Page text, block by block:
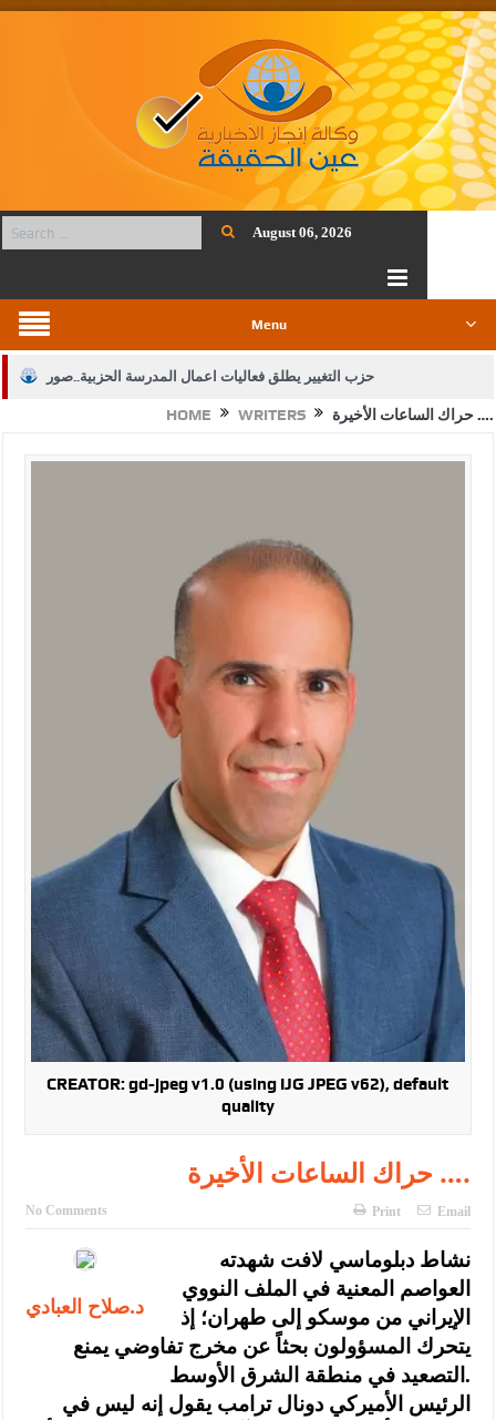
August 06, 2026
Menu
حزب التغيير يطلق فعاليات اعمال المدرسة الحزبية..صور
الجيش يفتح باب التجنيد لحملة البكالوريوس في الحقوق والقانون
بيان اجتماع عمّان:دعم الوصاية الهاشمية التاريخية على المقدسات
النواب يقر مشروع تعديل قانون الملكية العقارية
القاضي يلتقي رؤساء تحرير الصحف اليومية ويؤكد حرص مجلس النواب
على شراكة فاعلة مع الإعلام
دعوة المكلفين بخدمة العلم (الدفعة الثالثة) إلى مراجعة منصة خدمة
العلم
الملك يلتقي مجموعة من رفاق السلاح
الملك يتلقى اتصالا هاتفيا من العاهل البحريني
القاضي محمود أحمد فريحات.. مبارك ومزيدا من التوفيق
HOME WRITERS حراك الساعات الأخيرة ….
CREATOR: gd-jpeg v1.0 (using IJG JPEG v62), default
quality
حراك الساعات الأخيرة ….
No Comments Print Email
د.صلاح العبادي
نشاط دبلوماسي لافت شهدته
العواصم المعنية في الملف النووي
الإيراني من موسكو إلى طهران؛ إذ
يتحرك المسؤولون بحثاً عن مخرج تفاوضي يمنع
التصعيد في منطقة الشرق الأوسط.
الرئيس الأميركي دونال ترامب يقول إنه ليس في